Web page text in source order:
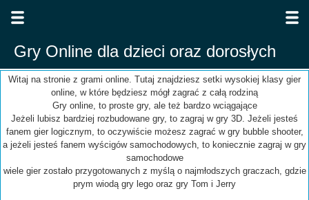
Gry Online dla dzieci oraz dorosłych
Witaj na stronie z grami online. Tutaj znajdziesz setki wysokiej klasy gier
online, w które będziesz mógł zagrać z całą rodziną
Gry online, to proste gry, ale też bardzo wciągające
Jeżeli lubisz bardziej rozbudowane gry, to zagraj w gry 3D. Jeżeli jesteś
fanem gier logicznym, to oczywiście możesz zagrać w gry bubble shooter,
a jeżeli jesteś fanem wyścigów samochodowych, to koniecznie zagraj w gry
samochodowe
wiele gier zostało przygotowanych z myślą o najmłodszych graczach, gdzie
prym wiodą gry lego oraz gry Tom i Jerry